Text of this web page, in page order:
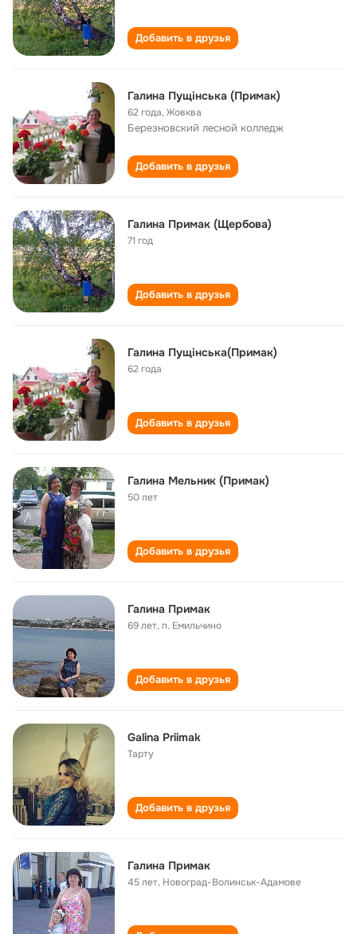
Добавить в друзья
Галина Пущінська (Примак)
62 года,Жовква
Березновский лесной колледж
Добавить в друзья
Галина Примак (Щербова)
71 год
Добавить в друзья
Галина Пущінська(Примак)
62 года
Добавить в друзья
Галина Мельник (Примак)
50 лет
Добавить в друзья
Галина Примак
69 лет,п. Емильчино
Добавить в друзья
Galina Priimak
Тарту
Добавить в друзья
Галина Примак
45 лет, Новоград-Волинськ-Адамове